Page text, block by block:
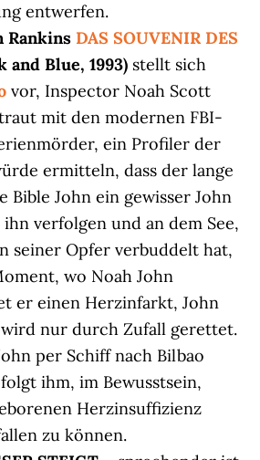
entwerfen.
Rankins DAS SOUVENIR DES
and Blue, 1993) stellt sich
vor, Inspector Noah Scott
mit den modernen FBI-
ein Profiler der
ermitteln, dass der lange
Bible John ein gewisser John
verfolgen und an dem See,
seiner Opfer verbuddelt hat,
wo Noah John
er einen Herzinfarkt, John
nur durch Zufall gerettet.
per Schiff nach Bilbao
ihm, im Bewusstsein,
Herzinsuffizienz
zu können.